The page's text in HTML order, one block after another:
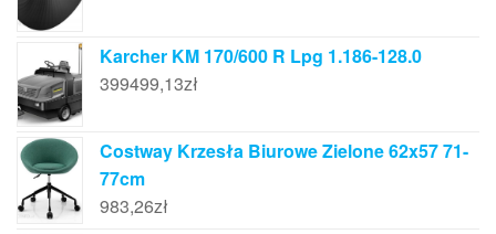
Karcher KM 170/600 R Lpg 1.186-128.0
399499,13zł
Costway Krzesła Biurowe Zielone 62x57 71-
77cm
983,26zł